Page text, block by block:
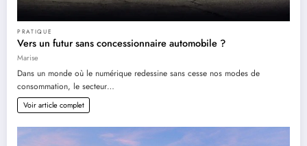
PRATIQUE
Vers un futur sans concessionnaire automobile ?
Marise
Dans un monde où le numérique redessine sans cesse nos modes de
consommation, le secteur…
Voir article complet